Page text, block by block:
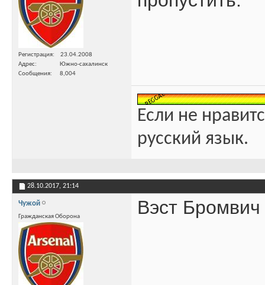
Регистрация
23.04.2008
Адрес
Южно-сахалинск
Сообщения
8,004
Если не
русский язык.
28.10.2017, 21:14
Чужой
Гражданская Оборона Вэст